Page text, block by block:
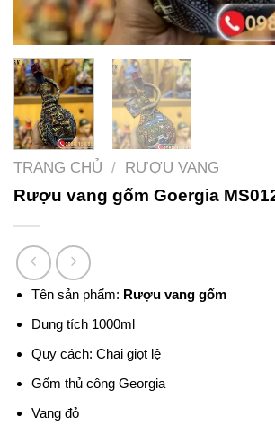
TRANG CHỦ / RƯỢU VANG
Rượu vang gốm Goergia
Tên sản phẩm: Rượu vang gốm
Dung tích 1000ml
Quy cách: Chai giọt lệ
Gốm thủ công Georgia
Vang đỏ